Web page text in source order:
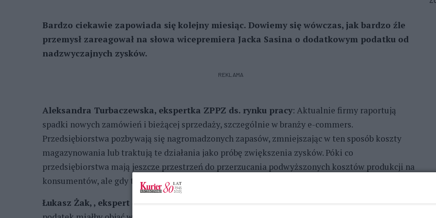
Bardzo ciekawie zapowiada się kolejny miesiąc. Dowiemy się wówczas, jak bardzo źle
przemysł zareagował na słowa wicepremiera Jacka Sasina o dodatkowym podatku od
nadzwyczajnych zysków.
REKLAMA
Aleksandra Turbaczewska, ekspertka ZPPZ ds. rynku pracy: Aktualnie firmy raportują
spadki nowych zamówień i bieżącej sprzedaży, szczególnie w branży e-commers.
Przedsiębiorstwa pozbywają się nagromadzonych zapasów, zmniejszając w ten sposób koszty
magazynowania lub traktują te działania jako próbę zwiększenia zysków. Póki co
przedsiębiorstwa mają jeszcze przestrzeń do przerzucania podwyższonych kosztów produkcji na
konsumentów, ale gdy ta się wyczerpie, wejdziemy w kolejną fazę zaciskania pasa.
Łukasz Żak, , ekspert ZPPZ ds. współpracy międzynarodowej przedsiębiorstw